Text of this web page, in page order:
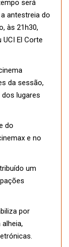
será
antestreia do
às 21h30,
El Corte
da sessão,
lugares
do
e no
um
por